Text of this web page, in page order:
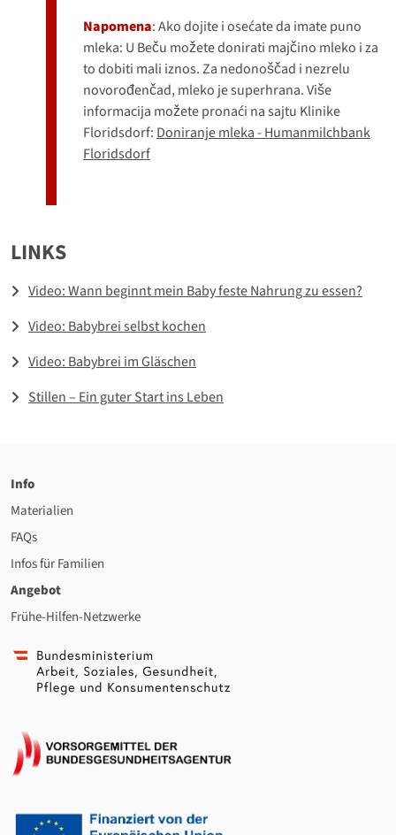
Napomena: Ako dojite i osećate da imate puno
mleka: U Beču možete donirati majčino mleko i za
to dobiti mali iznos. Za nedonoščad i nezrelu
novorođenčad, mleko je superhrana. Više
informacija možete pronaći na sajtu Klinike
Floridsdorf: Doniranje mleka - Humanmilchbank
Floridsdorf
LINKS
Video: Wann beginnt mein Baby feste Nahrung zu essen?
Video: Babybrei selbst kochen
Video: Babybrei im Gläschen
Stillen – Ein guter Start ins Leben
Info
Materialien
FAQs
Infos für Familien
Angebot
Frühe-Hilfen-Netzwerke